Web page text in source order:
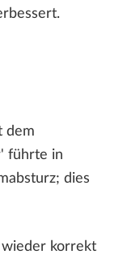
dem
führte in
dies
korrekt